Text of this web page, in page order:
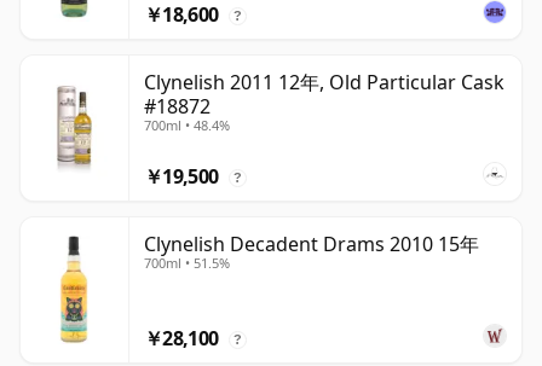
￥18,600 ?
Clynelish 2011 12年, Old Particular Cask
#18872
700ml • 48.4%
￥19,500 ?
Clynelish Decadent Drams 2010 15年
700ml • 51.5%
￥28,100 ?